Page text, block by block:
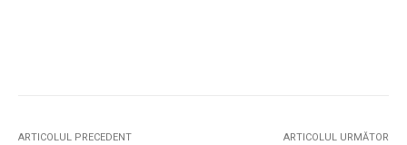
ARTICOLUL PRECEDENT ARTICOLUL URMĂTOR